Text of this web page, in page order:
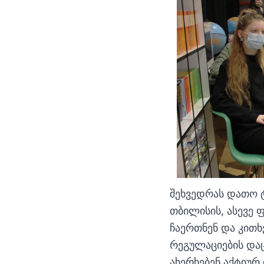
შეხვედრას დათო
თბილისის, ასევე
ჩაერთნენ და
რეგულაციების